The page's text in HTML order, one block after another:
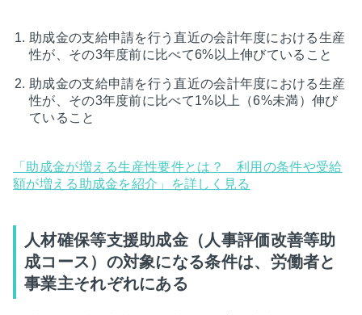
助成金の支給申請を行う直近の会計年度における生産
性が、その3年度前に比べて6%以上伸びていること
助成金の支給申請を行う直近の会計年度における生産
性が、その3年度前に比べて1%以上（6%未満）伸び
ていること
「助成金が増える生産性要件とは？ 利用の条件や受給
額が増える助成金を紹介」を詳しく見る
人材確保等支援助成金（人事評価改善等助
成コース）の対象になる条件は、労働者と
事業主それぞれにある